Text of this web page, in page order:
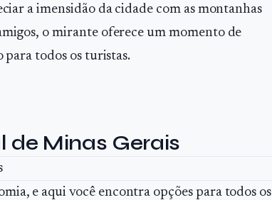
a imensidão da cidade com as montanhas
o mirante oferece um momento de
para todos os turistas.
de Minas Gerais
e aqui você encontra opções para todos os